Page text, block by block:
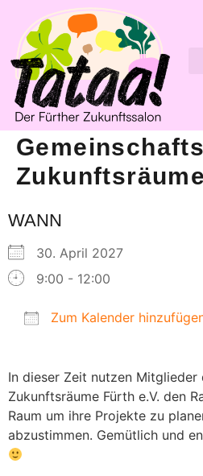
Zukunftsräume
WANN
30. April 2027
9:00 - 12:00
Zum Kalender
In dieser Zeit nutzen Mitglieder
Zukunftsräume Fürth e.V. den
Raum um ihre Projekte zu
abzustimmen. Gemütlich und